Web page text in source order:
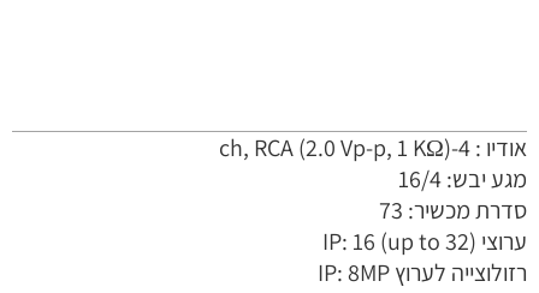
אודיו : 4-ch, RCA (2.0 Vp-p, 1 KΩ)
מגע יבש: 16/4
סדרת מכשיר: 73
ערוצי IP: 16 (up to 32)
רזולוצייה לערוץ IP: 8MP